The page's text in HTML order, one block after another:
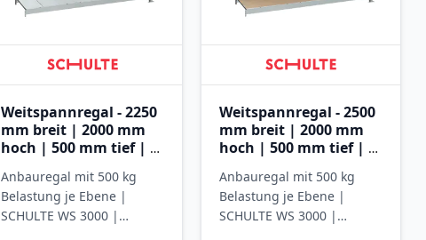
Weitspannregal - 2250
mm breit | 2000 mm
hoch | 500 mm tief | 3
Stahlpaneele
Anbauregal mit 500 kg
Belastung je Ebene |
SCHULTE WS 3000 |
Weitspannregal - 2500
mm breit | 2000 mm
hoch | 500 mm tief | 3
Spanplatten
Anbauregal mit 500 kg
Belastung je Ebene |
SCHULTE WS 3000 |